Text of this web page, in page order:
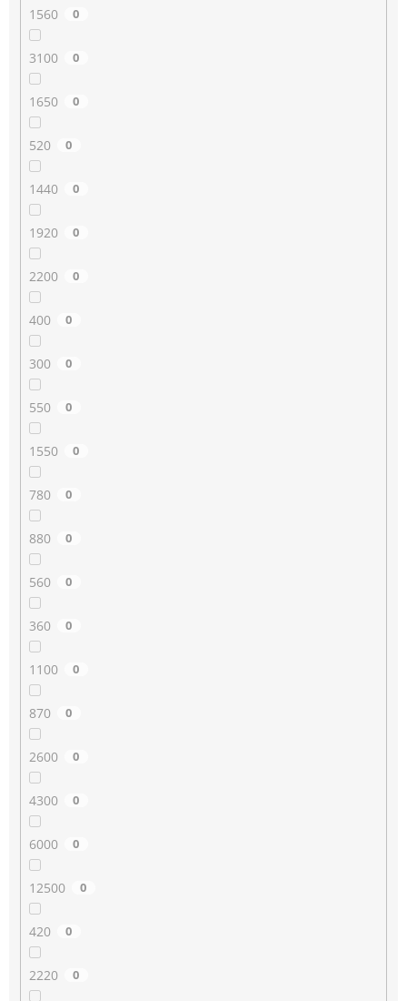
1560 0
3100 0
1650 0
520 0
1440 0
1920 0
2200 0
400 0
300 0
550 0
1550 0
780 0
880 0
560 0
360 0
1100 0
870 0
2600 0
4300 0
6000 0
12500 0
420 0
2220 0